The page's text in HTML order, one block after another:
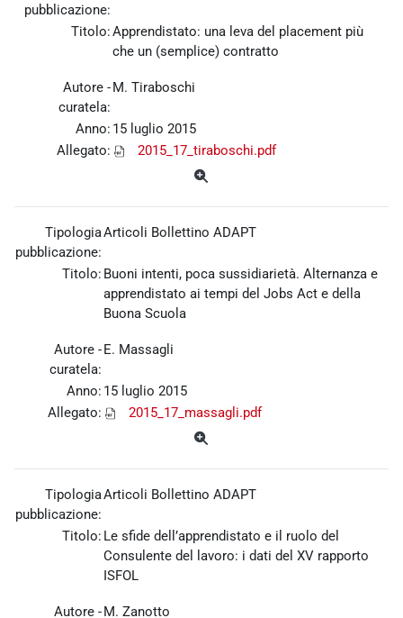
pubblicazione:
Titolo:Apprendistato: una leva del placement più
che un (semplice) contratto
Autore -
curatela:
M. Tiraboschi
Anno: 15 luglio 2015
Allegato:
2015_17_tiraboschi.pdf
Tipologia
pubblicazione:
Articoli Bollettino ADAPT
Titolo: Buoni intenti, poca sussidiarietà. Alternanza e
apprendistato ai tempi del Jobs Act e della
Buona Scuola
Autore -
curatela:
E. Massagli
Anno: 15 luglio 2015
Allegato:
2015_17_massagli.pdf
Tipologia
pubblicazione:
Articoli Bollettino ADAPT
Titolo: Le sfide dell’apprendistato e il ruolo del
Consulente del lavoro: i dati del XV rapporto
ISFOL
Autore -M. Zanotto